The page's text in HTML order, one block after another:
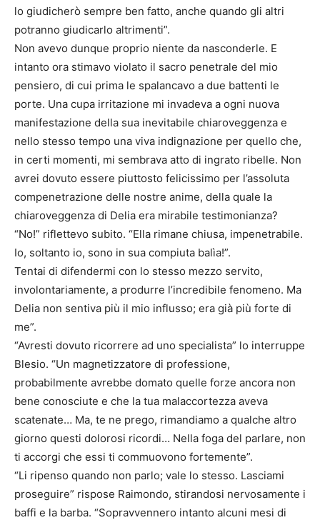
lo giudicherò sempre ben fatto, anche quando gli altri
potranno giudicarlo altrimenti”.
Non avevo dunque proprio niente da nasconderle. E
intanto ora stimavo violato il sacro penetrale del mio
pensiero, di cui prima le spalancavo a due battenti le
porte. Una cupa irritazione mi invadeva a ogni nuova
manifestazione della sua inevitabile chiaroveggenza e
nello stesso tempo una viva indignazione per quello che,
in certi momenti, mi sembrava atto di ingrato ribelle. Non
avrei dovuto essere piuttosto felicissimo per l’assoluta
compenetrazione delle nostre anime, della quale la
chiaroveggenza di Delia era mirabile testimonianza?
“No!” riflettevo subito. “Ella rimane chiusa, impenetrabile.
Io, soltanto io, sono in sua compiuta balìa!”.
Tentai di difendermi con lo stesso mezzo servito,
involontariamente, a produrre l’incredibile fenomeno. Ma
Delia non sentiva più il mio influsso; era già più forte di
me”.
“Avresti dovuto ricorrere ad uno specialista” lo interruppe
Blesio. “Un magnetizzatore di professione,
probabilmente avrebbe domato quelle forze ancora non
bene conosciute e che la tua malaccortezza aveva
scatenate… Ma, te ne prego, rimandiamo a qualche altro
giorno questi dolorosi ricordi… Nella foga del parlare, non
ti accorgi che essi ti commuovono fortemente”.
“Li ripenso quando non parlo; vale lo stesso. Lasciami
proseguire” rispose Raimondo, stirandosi nervosamente i
baffi e la barba. “Sopravvennero intanto alcuni mesi di